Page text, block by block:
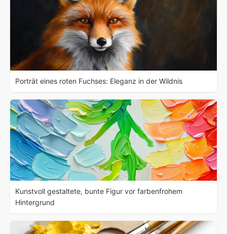
Porträt eines roten Fuchses: Eleganz in der Wildnis
Kunstvoll gestaltete, bunte Figur vor farbenfrohem
Hintergrund